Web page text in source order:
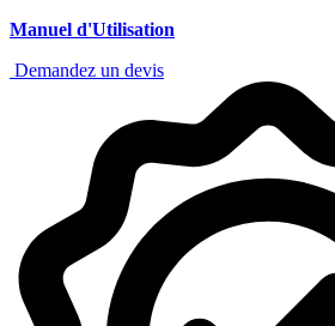
Manuel d'Utilisation
Demandez un devis